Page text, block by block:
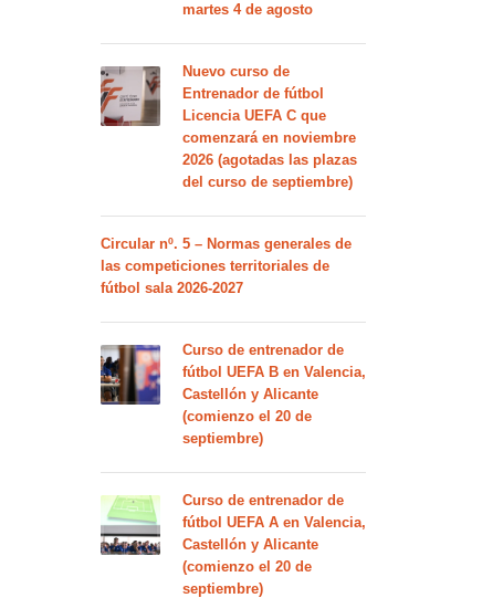
martes 4 de agosto
Nuevo curso de
Entrenador de fútbol
Licencia UEFA C que
comenzará en noviembre
2026 (agotadas las plazas
del curso de septiembre)
Circular nº. 5 – Normas generales de
las competiciones territoriales de
fútbol sala 2026-2027
Curso de entrenador de
fútbol UEFA B en Valencia,
Castellón y Alicante
(comienzo el 20 de
septiembre)
Curso de entrenador de
fútbol UEFA A en Valencia,
Castellón y Alicante
(comienzo el 20 de
septiembre)